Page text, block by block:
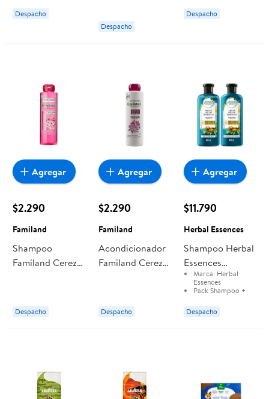
Despacho
Despacho
Despacho
$2.290
Familand
Shampoo
Familand Cerezo
Despacho
Agregar
$2.290
Familand
Acondicionador
Familand Cerezo
Despacho
Agregar
$11.790
Herbal Essences
Shampoo Herbal
Essences
Cuidado Del
Cabello Bio
Renew Argan Oil
Of Morocco
Marca: Herbal
Essences
Pack Shampoo +
cuidado del Cabello
Bio:Renew Argan
Despacho
Agregar